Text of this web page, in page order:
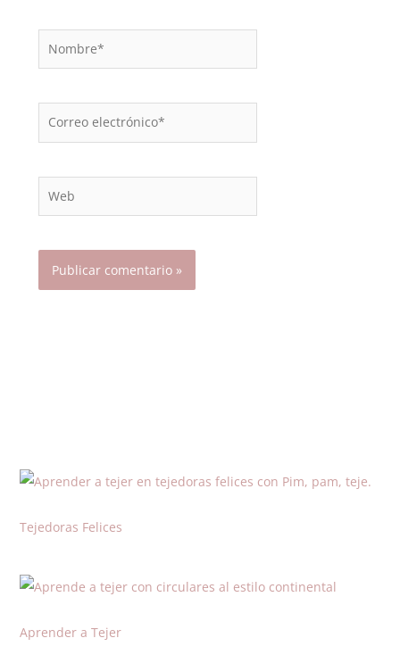
Nombre*
Correo
Web
Tejedoras Felices
Aprender a Tejer